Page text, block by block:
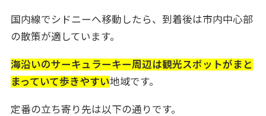
国内線でシドニーへ移動したら、到着後は市内中心部
の散策が適しています。
海沿いのサーキュラーキー周辺は観光スポットがまと
まっていて歩きやすい地域です。
定番の立ち寄り先は以下の通りです。